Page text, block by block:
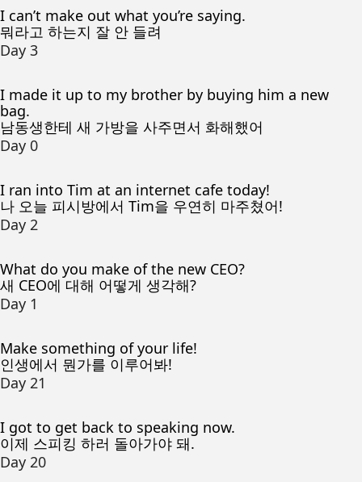
I can’t make out what you’re saying.
뭐라고 하는지 잘 안 들려
Day 3
I made it up to my brother by buying him a new
bag.
남동생한테 새 가방을 사주면서 화해했어
Day 0
I ran into Tim at an internet cafe today!
나 오늘 피시방에서 Tim을 우연히 마주쳤어!
Day 2
What do you make of the new CEO?
새 CEO에 대해 어떻게 생각해?
Day 1
Make something of your life!
인생에서 뭔가를 이루어봐!
Day 21
I got to get back to speaking now.
이제 스피킹 하러 돌아가야 돼.
Day 20